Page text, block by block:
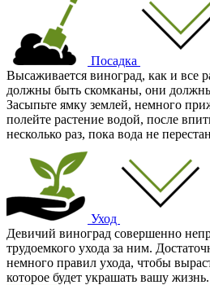
Посадка
Высаживается виноград, как и все
должны быть скомканы, они
Засыпьте ямку землей, немного
полейте растение водой, после
несколько раз, пока вода не
Уход
Девичий виноград совершенно
трудоемкого ухода за ним.
немного правил ухода, чтобы
которое будет украшать вашу жизнь.